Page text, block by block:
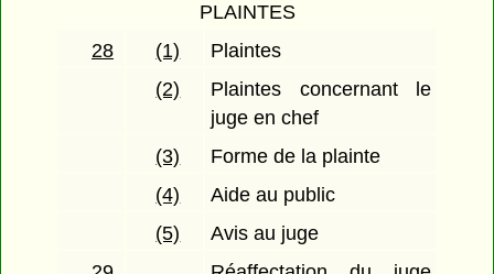
PLAINTES
28
(1)
Plaintes
(2)
Plaintes concernant le
juge en chef
(3)
Forme de la plainte
(4)
Aide au public
(5)
Avis au juge